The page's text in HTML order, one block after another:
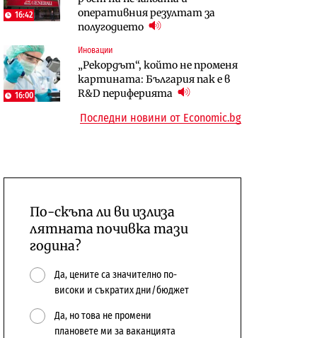
16:42
оперативния резултат за
полугодието
16:00
Иновации
„Рекордът“, който не променя
картината: България пак е в
R&D периферията
център в Доброславци
Трафикът толкова е намалял,
че големи медии обмислят да се
откажат напълно от Google
10:12
„Ендуросат“ ще строи огромен
космически и отбранителен
център в Доброславци
Последни новини от Economic.bg
По-скъпа ли ви излиза
лятната почивка тази
година?
Да, цените са значително по-
високи и съкратих дни/бюджет
Да, но това не промени
плановете ми за ваканцията